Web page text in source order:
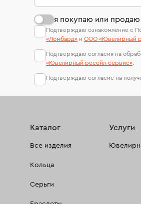
я покупаю или
Подтверждаю ознакомление с
«Ломбард» и ООО «Ювелирный
Подтверждаю согласия на
«Ювелирный ресейл-сервиc».
Подтверждаю согласие на
Каталог
Все изделия
Кольца
Серьги
Услуги